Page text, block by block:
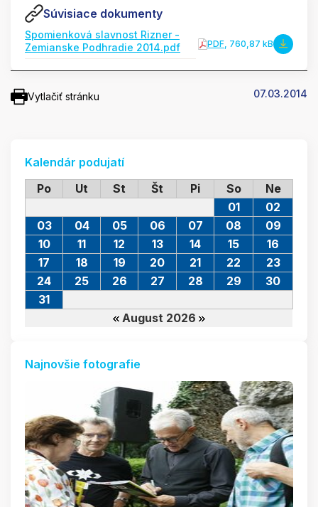
Súvisiace dokumenty
Spomienková slavnost Rizner -
Zemianske Podhradie 2014.pdf
PDF , 760,87 kB
Vytlačiť stránku 07.03.2014
Kalendár podujatí
Po
Ut St Št Pi So Ne
August 2026
01
02
03
04 05 06 07 08
09
10
11 12 13 14 15
16
17
18 19 20 21 22
23
24
25 26 27 28 29
30
31
Najnovšie fotografie